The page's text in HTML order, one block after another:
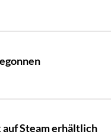
auf Steam erhältlich